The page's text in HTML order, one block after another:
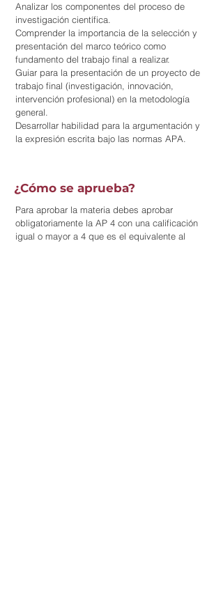
Analizar los componentes del proceso de
investigación científica.
Comprender la importancia de la selección y
presentación del marco teórico como
fundamento del trabajo final a realizar.
Guiar para la presentación de un proyecto de
trabajo final (investigación, innovación,
intervención profesional) en la metodología
general.
Desarrollar habilidad para la argumentación y
la expresión escrita bajo las normas APA.
¿Cómo se aprueba?
Para aprobar la materia debes aprobar
obligatoriamente la AP 4 con una calificación
igual o mayor a 4 que es el equivalente al